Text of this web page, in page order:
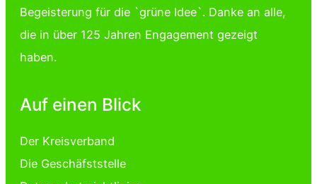
Begeisterung für die `grüne Idee`. Danke an alle,
die in über 125 Jahren Engagement gezeigt
haben.
Auf einen Blick
Der Kreisverband
Die Geschäfststelle